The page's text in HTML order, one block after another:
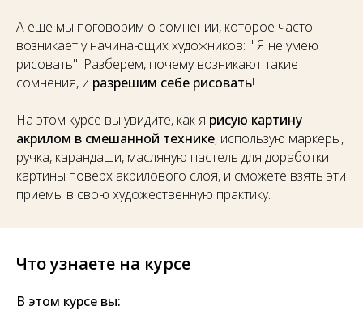
А еще мы поговорим о сомнении, которое часто
возникает у начинающих художников: " Я не умею
рисовать". Разберем, почему возникают такие
сомнения, и разрешим себе рисовать!
На этом курсе вы увидите, как я рисую картину
акрилом в смешанной технике, использую маркеры,
ручка, карандаши, масляную пастель для доработки
картины поверх акрилового слоя, и сможете взять эти
приемы в свою художественную практику.
Что узнаете на курсе
В этом курсе вы: